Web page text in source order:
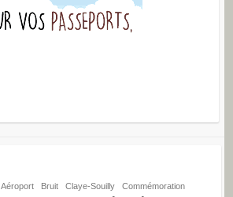
Aéroport Bruit Claye-Souilly Commémoration